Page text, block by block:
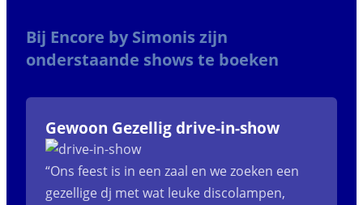
Bij Encore by Simonis zijn
onderstaande shows te boeken
Gewoon Gezellig drive-in-show
“Ons feest is in een zaal en we zoeken een
gezellige dj met wat leuke discolampen,